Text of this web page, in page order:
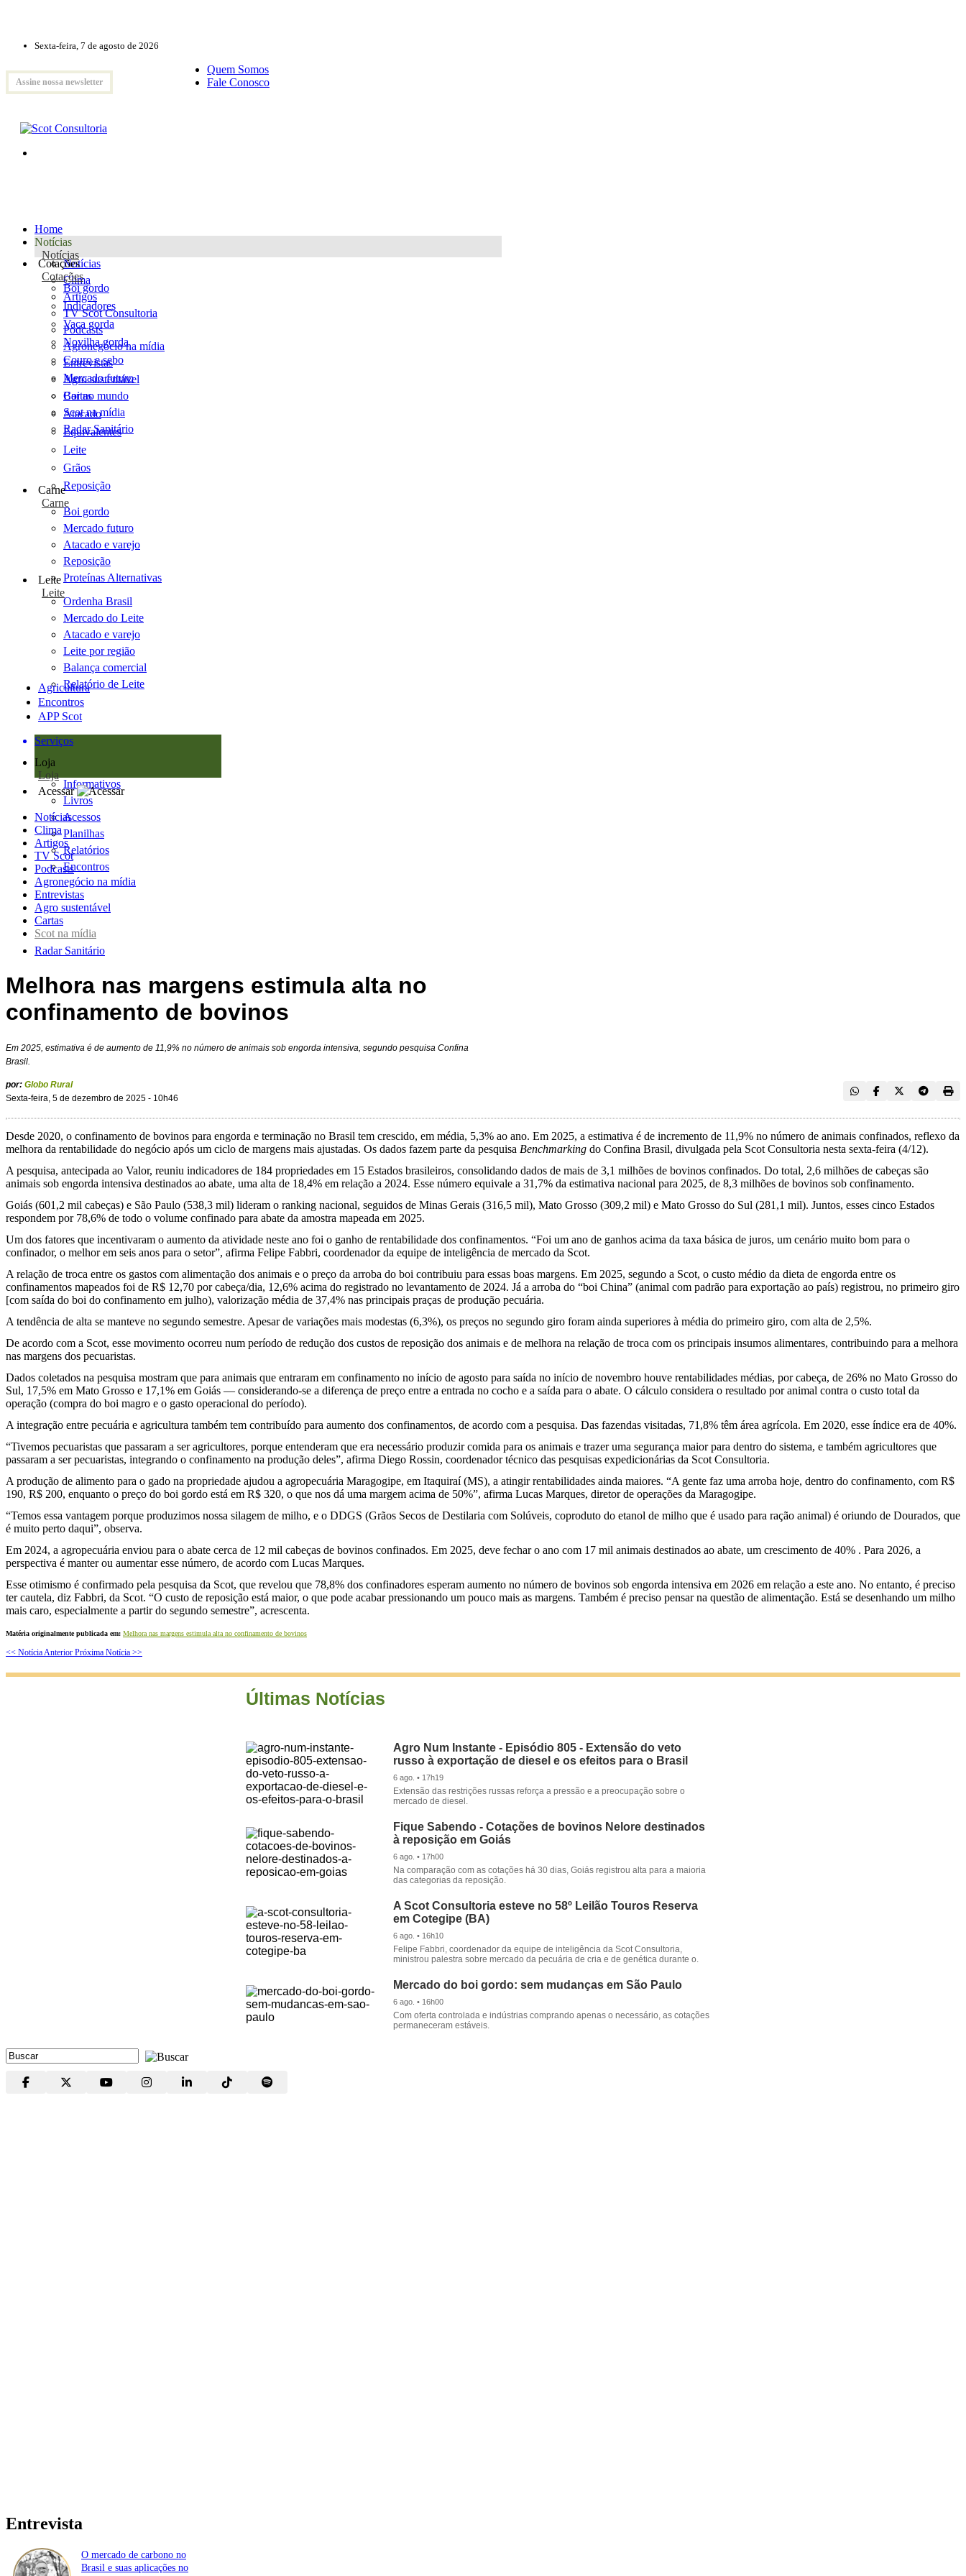
Sexta-feira, 7 de agosto de 2026
Assine nossa newsletter
Quem Somos
Fale Conosco
Home
Notícias
Notícias
Notícias
Clima
Artigos
TV Scot Consultoria
Podcasts
Agronegócio na mídia
Entrevistas
Agro sustentável
Cartas
Scot na mídia
Radar Sanitário
Cotações
Cotações
Boi gordo
Indicadores
Vaca gorda
Novilha gorda
Couro e sebo
Mercado futuro
Boi no mundo
Atacado
Equivalentes
Leite
Grãos
Reposição
Carne
Carne
Boi gordo
Mercado futuro
Atacado e varejo
Reposição
Proteínas Alternativas
Leite
Leite
Ordenha Brasil
Mercado do Leite
Atacado e varejo
Leite por região
Balança comercial
Relatório de Leite
Agricultura
Encontros
APP Scot
Serviços
Loja
Loja
Informativos
Livros
Acessos
Planilhas
Relatórios
Encontros
Acessar
Notícias
Clima
Artigos
TV Scot
Podcasts
Agronegócio na mídia
Entrevistas
Agro sustentável
Cartas
Scot na mídia
Radar Sanitário
Melhora nas margens estimula alta no
confinamento de bovinos
Em 2025, estimativa é de aumento de 11,9% no número de animais sob engorda intensiva, segundo pesquisa Confina
Brasil.
por: Globo Rural
Sexta-feira, 5 de dezembro de 2025 - 10h46
Desde 2020, o confinamento de bovinos para engorda e terminação no Brasil tem crescido, em média, 5,3% ao ano. Em 2025, a estimativa é de incremento de 11,9% no número de animais confinados, reflexo da
melhora da rentabilidade do negócio após um ciclo de margens mais ajustadas. Os dados fazem parte da pesquisa Benchmarking do Confina Brasil, divulgada pela Scot Consultoria nesta sexta-feira (4/12).
A pesquisa, antecipada ao Valor, reuniu indicadores de 184 propriedades em 15 Estados brasileiros, consolidando dados de mais de 3,1 milhões de bovinos confinados. Do total, 2,6 milhões de cabeças são
animais sob engorda intensiva destinados ao abate, uma alta de 18,4% em relação a 2024. Esse número equivale a 31,7% da estimativa nacional para 2025, de 8,3 milhões de bovinos sob confinamento.
Goiás (601,2 mil cabeças) e São Paulo (538,3 mil) lideram o ranking nacional, seguidos de Minas Gerais (316,5 mil), Mato Grosso (309,2 mil) e Mato Grosso do Sul (281,1 mil). Juntos, esses cinco Estados
respondem por 78,6% de todo o volume confinado para abate da amostra mapeada em 2025.
Um dos fatores que incentivaram o aumento da atividade neste ano foi o ganho de rentabilidade dos confinamentos. “Foi um ano de ganhos acima da taxa básica de juros, um cenário muito bom para o
confinador, o melhor em seis anos para o setor”, afirma Felipe Fabbri, coordenador da equipe de inteligência de mercado da Scot.
A relação de troca entre os gastos com alimentação dos animais e o preço da arroba do boi contribuiu para essas boas margens. Em 2025, segundo a Scot, o custo médio da dieta de engorda entre os
confinamentos mapeados foi de R$ 12,70 por cabeça/dia, 12,6% acima do registrado no levantamento de 2024. Já a arroba do “boi China” (animal com padrão para exportação ao país) registrou, no primeiro giro
[com saída do boi do confinamento em julho), valorização média de 37,4% nas principais praças de produção pecuária.
A tendência de alta se manteve no segundo semestre. Apesar de variações mais modestas (6,3%), os preços no segundo giro foram ainda superiores à média do primeiro giro, com alta de 2,5%.
De acordo com a Scot, esse movimento ocorreu num período de redução dos custos de reposição dos animais e de melhora na relação de troca com os principais insumos alimentares, contribuindo para a melhora
nas margens dos pecuaristas.
Dados coletados na pesquisa mostram que para animais que entraram em confinamento no início de agosto para saída no início de novembro houve rentabilidades médias, por cabeça, de 26% no Mato Grosso do
Sul, 17,5% em Mato Grosso e 17,1% em Goiás — considerando-se a diferença de preço entre a entrada no cocho e a saída para o abate. O cálculo considera o resultado por animal contra o custo total da
operação (compra do boi magro e o gasto operacional do período).
A integração entre pecuária e agricultura também tem contribuído para aumento dos confinamentos, de acordo com a pesquisa. Das fazendas visitadas, 71,8% têm área agrícola. Em 2020, esse índice era de 40%.
“Tivemos pecuaristas que passaram a ser agricultores, porque entenderam que era necessário produzir comida para os animais e trazer uma segurança maior para dentro do sistema, e também agricultores que
passaram a ser pecuaristas, integrando o confinamento na produção deles”, afirma Diego Rossin, coordenador técnico das pesquisas expedicionárias da Scot Consultoria.
A produção de alimento para o gado na propriedade ajudou a agropecuária Maragogipe, em Itaquiraí (MS), a atingir rentabilidades ainda maiores. “A gente faz uma arroba hoje, dentro do confinamento, com R$
190, R$ 200, enquanto o preço do boi gordo está em R$ 320, o que nos dá uma margem acima de 50%”, afirma Lucas Marques, diretor de operações da Maragogipe.
“Temos essa vantagem porque produzimos nossa silagem de milho, e o DDGS (Grãos Secos de Destilaria com Solúveis, coproduto do etanol de milho que é usado para ração animal) é oriundo de Dourados, que
é muito perto daqui”, observa.
Em 2024, a agropecuária enviou para o abate cerca de 12 mil cabeças de bovinos confinados. Em 2025, deve fechar o ano com 17 mil animais destinados ao abate, um crescimento de 40% . Para 2026, a
perspectiva é manter ou aumentar esse número, de acordo com Lucas Marques.
Esse otimismo é confirmado pela pesquisa da Scot, que revelou que 78,8% dos confinadores esperam aumento no número de bovinos sob engorda intensiva em 2026 em relação a este ano. No entanto, é preciso
ter cautela, diz Fabbri, da Scot. “O custo de reposição está maior, o que pode acabar pressionando um pouco mais as margens. Também é preciso pensar na questão de alimentação. Está se desenhando um milho
mais caro, especialmente a partir do segundo semestre”, acrescenta.
Matéria originalmente publicada em: Melhora nas margens estimula alta no confinamento de bovinos
<< Notícia Anterior Próxima Notícia >>
Últimas Notícias
Agro Num Instante - Episódio 805 - Extensão do veto
russo à exportação de diesel e os efeitos para o Brasil
6 ago. • 17h19
Extensão das restrições russas reforça a pressão e a preocupação sobre o
mercado de diesel.
Fique Sabendo - Cotações de bovinos Nelore destinados
à reposição em Goiás
6 ago. • 17h00
Na comparação com as cotações há 30 dias, Goiás registrou alta para a maioria
das categorias da reposição.
A Scot Consultoria esteve no 58º Leilão Touros Reserva
em Cotegipe (BA)
6 ago. • 16h10
Felipe Fabbri, coordenador da equipe de inteligência da Scot Consultoria,
ministrou palestra sobre mercado da pecuária de cria e de genética durante o.
Mercado do boi gordo: sem mudanças em São Paulo
6 ago. • 16h00
Com oferta controlada e indústrias comprando apenas o necessário, as cotações
permaneceram estáveis.
Entrevista
O mercado de carbono no
Brasil e suas aplicações no